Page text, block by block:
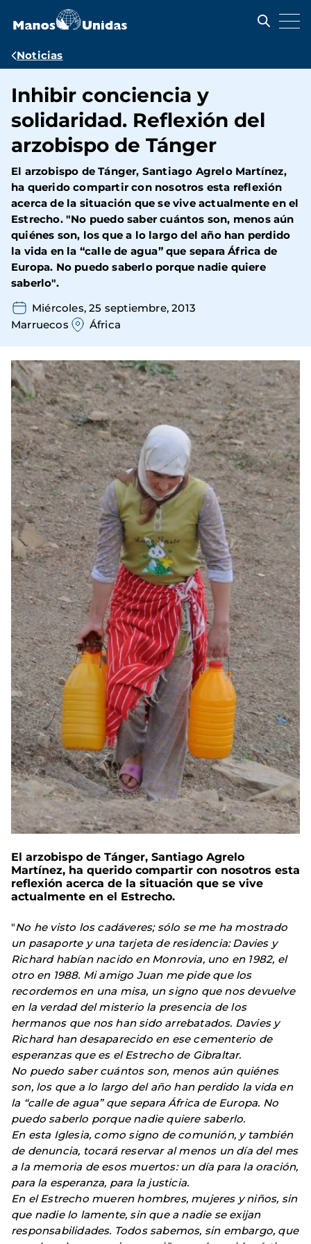
contenido
Ruta
navegación
Noticias
Inhibir conciencia y
solidaridad. Reflexión del
arzobispo de Tánger
El arzobispo de Tánger, Santiago Agrelo Martínez,
ha querido compartir con nosotros esta reflexión
acerca de la situación que se vive actualmente en el
Estrecho. "No puedo saber cuántos son, menos aún
quiénes son, los que a lo largo del año han perdido
la vida en la “calle de agua” que separa África de
Europa. No puedo saberlo porque nadie quiere
saberlo".
Miércoles, 25 septiembre, 2013
Marruecos
África
El arzobispo de Tánger, Santiago Agrelo
Martínez, ha querido compartir con nosotros esta
reflexión acerca de la situación que se vive
actualmente en el Estrecho.
"No he visto los cadáveres; sólo se me ha mostrado
un pasaporte y una tarjeta de residencia: Davies y
Richard habían nacido en Monrovia, uno en 1982, el
otro en 1988. Mi amigo Juan me pide que los
recordemos en una misa, un signo que nos devuelve
en la verdad del misterio la presencia de los
hermanos que nos han sido arrebatados. Davies y
Richard han desaparecido en ese cementerio de
esperanzas que es el Estrecho de Gibraltar.
No puedo saber cuántos son, menos aún quiénes
son, los que a lo largo del año han perdido la vida en
la “calle de agua” que separa África de Europa. No
puedo saberlo porque nadie quiere saberlo.
En esta Iglesia, como signo de comunión, y también
de denuncia, tocará reservar al menos un día del mes
a la memoria de esos muertos: un día para la oración,
para la esperanza, para la justicia.
En el Estrecho mueren hombres, mujeres y niños, sin
que nadie lo lamente, sin que a nadie se exijan
responsabilidades. Todos sabemos, sin embargo, que